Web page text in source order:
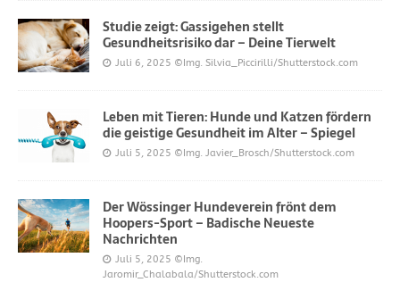
Studie zeigt: Gassigehen stellt
Gesundheitsrisiko dar – Deine Tierwelt
Juli 6, 2025 ©Img. Silvia_Piccirilli/Shutterstock.com
Leben mit Tieren: Hunde und Katzen fördern
die geistige Gesundheit im Alter – Spiegel
Juli 5, 2025 ©Img. Javier_Brosch/Shutterstock.com
Der Wössinger Hundeverein frönt dem
Hoopers-Sport – Badische Neueste
Nachrichten
Juli 5, 2025 ©Img.
Jaromir_Chalabala/Shutterstock.com